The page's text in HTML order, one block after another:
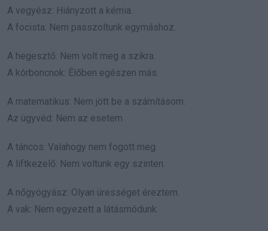
A vegyész: Hiányzott a kémia.
A focista: Nem passzoltunk egymáshoz.
A hegesztő: Nem volt meg a szikra.
A kórboncnok: Élőben egészen más.
A matematikus: Nem jött be a számításom.
Az ügyvéd: Nem az esetem
A táncos: Valahogy nem fogott meg.
A liftkezelő: Nem voltunk egy szinten.
A nőgyógyász: Olyan ürességet éreztem.
A vak: Nem egyezett a látásmódunk.